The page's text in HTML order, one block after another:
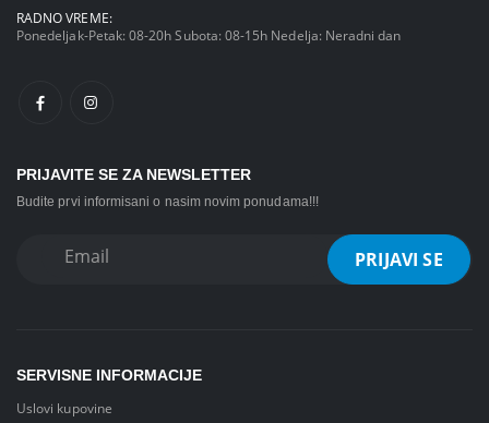
RADNO VREME:
Ponedeljak-Petak: 08-20h Subota: 08-15h Nedelja: Neradni dan
PRIJAVITE SE ZA NEWSLETTER
Budite prvi informisani o nasim novim ponudama!!!
SERVISNE INFORMACIJE
Uslovi kupovine